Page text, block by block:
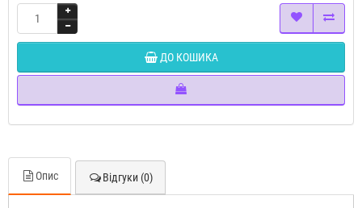
ДО КОШИКА
Опис Відгуки (0)